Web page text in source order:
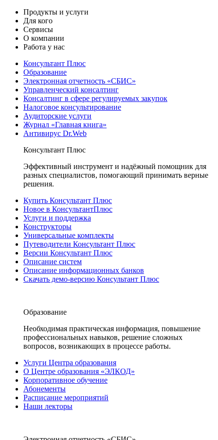
Продукты и услуги
Для кого
Сервисы
О компании
Работа у нас
Консультант Плюс
Образование
Электронная отчетность «СБИС»
Управленческий консалтинг
Консалтинг в сфере регулируемых закупок
Налоговое консультирование
Аудиторские услуги
Журнал «Главная книга»
Антивирус Dr.Web
Консультант Плюс
Эффективный инструмент и надёжный помощник для
разных специалистов, помогающий принимать верные
решения.
Купить Консультант Плюс
Новое в КонсультантПлюс
Услуги и поддержка
Конструкторы
Универсальные комплекты
Путеводители Консультант Плюс
Версии Консультант Плюс
Описание систем
Описание информационных банков
Скачать демо-версию Консультант Плюс
Образование
Необходимая практическая информация, повышение
профессиональных навыков, решение сложных
вопросов, возникающих в процессе работы.
Услуги Центра образования
О Центре образования «ЭЛКОД»
Корпоративное обучение
Абонементы
Расписание мероприятий
Наши лекторы